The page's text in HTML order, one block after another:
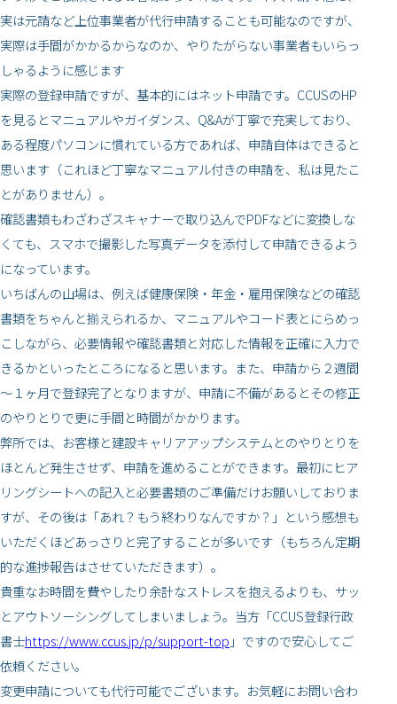
実は元請など上位事業者が代行申請することも可能なのですが、
実際は手間がかかるからなのか、やりたがらない事業者もいらっ
しゃるように感じます
実際の登録申請ですが、基本的にはネット申請です。CCUSのHP
を見るとマニュアルやガイダンス、Q&Aが丁寧で充実しており、
ある程度パソコンに慣れている方であれば、申請自体はできると
思います（これほど丁寧なマニュアル付きの申請を、私は見たこ
とがありません）。
確認書類もわざわざスキャナーで取り込んでPDFなどに変換しな
くても、スマホで撮影した写真データを添付して申請できるよう
になっています。
いちばんの山場は、例えば健康保険・年金・雇用保険などの確認
書類をちゃんと揃えられるか、マニュアルやコード表とにらめっ
こしながら、必要情報や確認書類と対応した情報を正確に入力で
きるかといったところになると思います。また、申請から２週間
～１ヶ月で登録完了となりますが、申請に不備があるとその修正
のやりとりで更に手間と時間がかかります。
弊所では、お客様と建設キャリアアップシステムとのやりとりを
ほとんど発生させず、申請を進めることができます。最初にヒア
リングシートへの記入と必要書類のご準備だけお願いしておりま
すが、その後は「あれ？もう終わりなんですか？」という感想も
いただくほどあっさりと完了することが多いです（もちろん定期
的な進捗報告はさせていただきます）。
貴重なお時間を費やしたり余計なストレスを抱えるよりも、サッ
とアウトソーシングしてしまいましょう。当方「CCUS登録行政
書士https://www.ccus.jp/p/support-top 」ですので安心してご
依頼ください。
変更申請についても代行可能でございます。お気軽にお問い合わ